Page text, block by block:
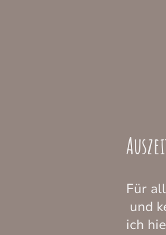
Für
und
ich